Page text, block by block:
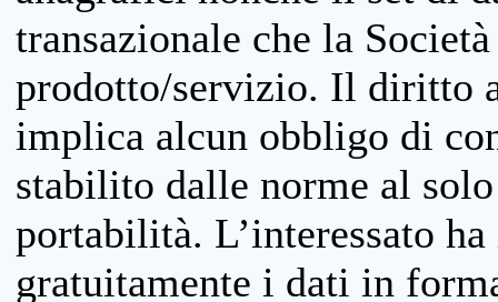
transazionale che la
prodotto/servizio. Il diritto
implica alcun obbligo di
stabilito dalle norme al
portabilità. L’interessato
gratuitamente i dati in